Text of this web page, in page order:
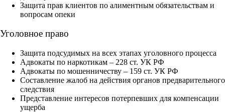
Защита прав клиентов по алиментным обязательствам и
вопросам опеки
Уголовное право
Защита подсудимых на всех этапах уголовного процесса
Адвокаты по наркотикам – 228 ст. УК РФ
Адвокаты по мошенничеству – 159 ст. УК РФ
Составление жалоб на действия органов предварительного
следствия
Представление интересов потерпевших для компенсации
ущерба